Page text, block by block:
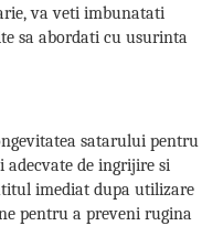
va veti imbunatati
sa abordati cu usurinta
satarului pentru
adecvate de ingrijire si
imediat dupa utilizare
pentru a preveni rugina